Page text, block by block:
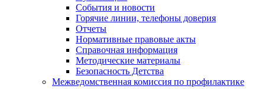
События и новости
Горячие линии, телефоны доверия
Отчеты
Нормативные правовые акты
Справочная информация
Методические материалы
Безопасность Детства
Межведомственная комиссия по профилактике